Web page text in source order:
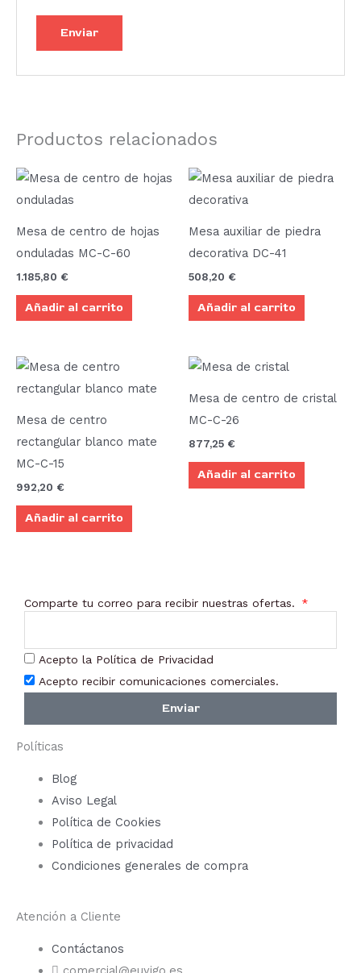
Productos relacionados
Mesa de centro de hojas
onduladas MC-C-60
1.185,80 €
Añadir al carrito
Mesa auxiliar de piedra
decorativa DC-41
508,20 €
Añadir al carrito
Mesa de centro
rectangular blanco mate
MC-C-15
992,20 €
Añadir al carrito
Mesa de centro de cristal
MC-C-26
877,25 €
Añadir al carrito
Comparte tu correo para recibir nuestras ofertas.
Acepto la Política de Privacidad
Acepto recibir comunicaciones comerciales.
Enviar
Políticas
Blog
Aviso Legal
Política de Cookies
Política de privacidad
Condiciones generales de compra
Atención a Cliente
Contáctanos